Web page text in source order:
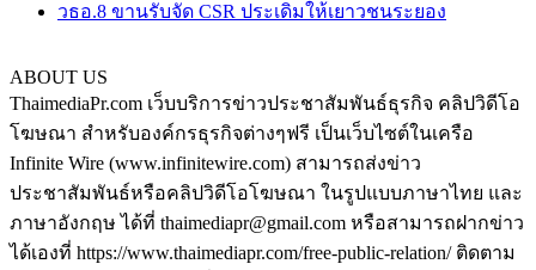
วธอ.8 ขานรับจัด CSR ประเดิมให้เยาวชนระยอง
ABOUT US
ThaimediaPr.com เว็บบริการข่าวประชาสัมพันธ์ธุรกิจ คลิปวิดีโอ
โฆษณา สำหรับองค์กรธุรกิจต่างๆฟรี เป็นเว็บไซต์ในเครือ
Infinite Wire (www.infinitewire.com) สามารถส่งข่าว
ประชาสัมพันธ์หรือคลิปวิดีโอโฆษณา ในรูปแบบภาษาไทย และ
ภาษาอังกฤษ ได้ที่ thaimediapr@gmail.com หรือสามารถฝากข่าว
ได้เองที่ https://www.thaimediapr.com/free-public-relation/ ติดตาม